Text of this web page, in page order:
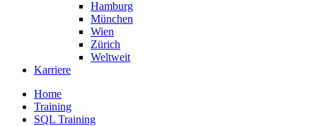
Hamburg
München
Wien
Zürich
Weltweit
Karriere
Home
Training
SQL Training